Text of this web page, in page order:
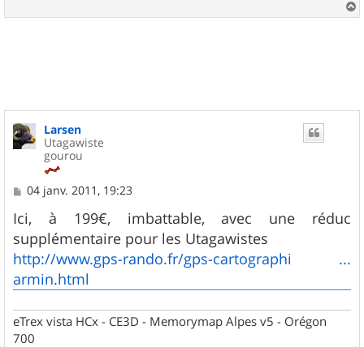
a
Larsen
Utagawiste
gourou
M
s
s
a
g
e
04 janv. 2011, 19:23
Ici, à 199€, imbattable, avec une réduc
supplémentaire pour les Utagawistes
http://www.gps-rando.fr/gps-cartographi ...
armin.html
eTrex vista HCx - CE3D - Memorymap Alpes v5 - Orégon
700